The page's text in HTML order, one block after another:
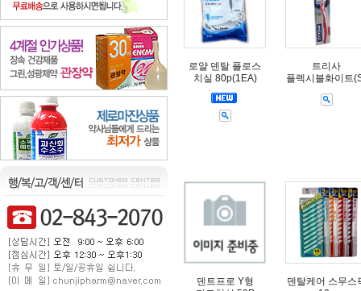
로얄 덴탈 플로스
치실 80p(1EA)
트리사
플렉시블화이트
덴트프로 Y형
덴탈케어 스무스